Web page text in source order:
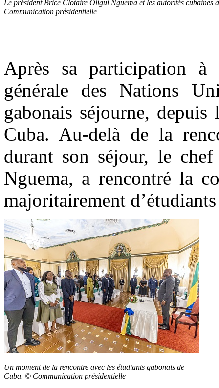
Le président Brice Clotaire Oligui Nguema et les autorités cubaines
Communication présidentielle
Après sa participation
générale des Nations
gabonais séjourne,
Cuba. Au-delà de la
durant son séjour, le
Nguema, a rencontré la
majoritairement
Un moment de la rencontre avec les étudiants gabonais de
Cuba. © Communication présidentielle